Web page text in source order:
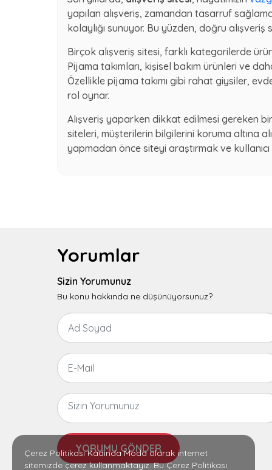
yapılan alışveriş, zamandan tasarruf
kolaylığı sunuyor. Bu yüzden, doğru
Birçok alışveriş sitesi, farklı kategorilerde
Pijama takımları, kişisel bakım ürünleri ve
Özellikle pijama takımı gibi rahat giysiler,
rol oynar.
Alışveriş yaparken dikkat edilmesi gereken
siteleri, müşterilerin bilgilerini koruma altına
yapmadan önce siteyi araştırmak ve
Yorumlar
Sizin Yorumunuz
Bu konu hakkında ne düşünüyorsunuz?
YORUMU GÖNDER
Çerez Politikası Kadında Moda olarak internet
sitemizde çerez kullanmaktayız. Bu Çerez Politikası